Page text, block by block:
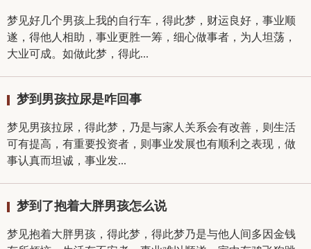
梦见好几个男孩上我的自行车，得此梦，财运良好，事业顺
遂，得他人相助，事业更胜一筹，细心做事者，为人坦荡，
大业可成。如做此梦，得此...
梦到男孩拉尿是咋回事
梦见男孩拉尿，得此梦，乃是与家人关系会有改善，则生活
可有提高，有重要投资者，则事业发展也有顺利之表现，做
事认真而坦诚，事业发...
梦到了抱着大胖男孩怎么说
梦见抱着大胖男孩，得此梦，得此梦乃是与他人间多因金钱